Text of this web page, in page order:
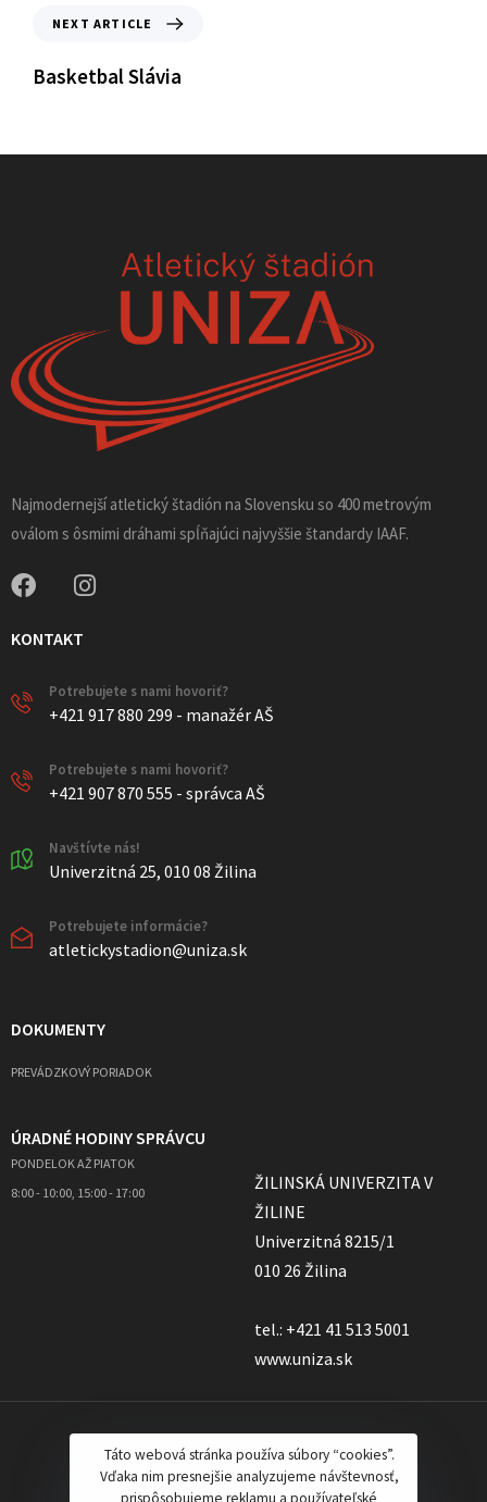
NEXT ARTICLE
Basketbal Slávia
Najmodernejší atletický štadión na Slovensku so 400 metrovým
oválom s ôsmimi dráhami spĺňajúci najvyššie štandardy IAAF.
KONTAKT
Potrebujete s nami hovoriť?
+421 917 880 299 - manažér AŠ
Potrebujete s nami hovoriť?
+421 907 870 555 - správca AŠ
Navštívte nás!
Univerzitná 25, 010 08 Žilina
Potrebujete informácie?
atletickystadion@uniza.sk
DOKUMENTY
PREVÁDZKOVÝ PORIADOK
ÚRADNÉ HODINY SPRÁVCU
PONDELOK AŽ PIATOK
8:00 - 10:00, 15:00 - 17:00
ŽILINSKÁ UNIVERZITA V
ŽILINE
Univerzitná 8215/1
010 26 Žilina
tel.: +421 41 513 5001
www.uniza.sk
Táto webová stránka používa súbory “cookies”.
Vďaka nim presnejšie analyzujeme návštevnosť,
prispôsobujeme reklamu a používateľské